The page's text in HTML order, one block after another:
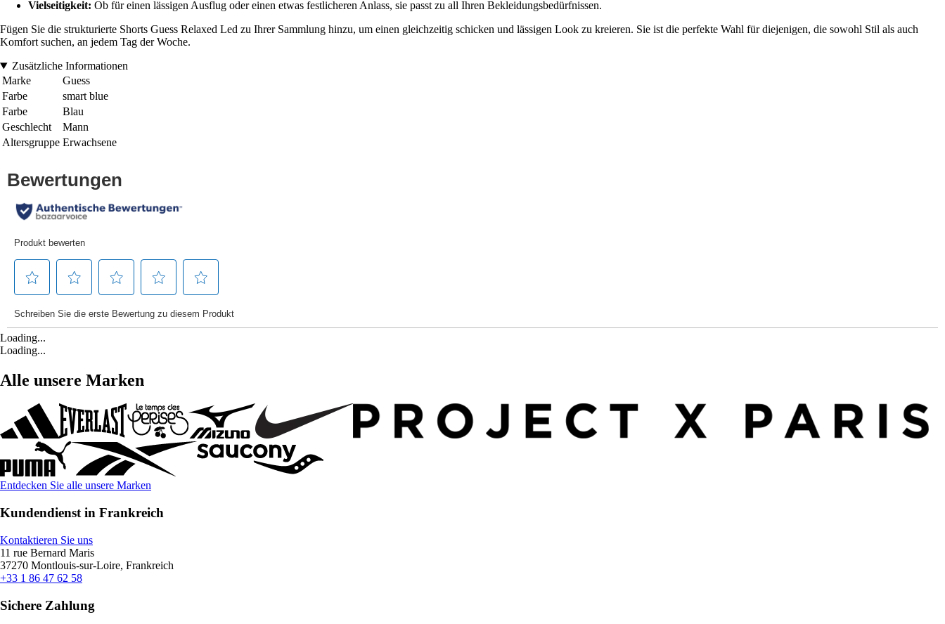
Vielseitigkeit: Ob für einen lässigen Ausflug oder einen etwas festlicheren Anlass, sie passt zu all Ihren Bekleidungsbedürfnissen.
Fügen Sie die strukturierte Shorts Guess Relaxed Led zu Ihrer Sammlung hinzu, um einen gleichzeitig schicken und lässigen Look zu kreieren. Sie ist die perfekte Wahl für diejenigen, die sowohl Stil als auch
Komfort suchen, an jedem Tag der Woche.
Zusätzliche Informationen
Marke
Guess
Farbe
smart blue
Farbe
Blau
Geschlecht
Mann
Altersgruppe Erwachsene
Loading...
Loading...
Alle unsere Marken
Entdecken Sie alle unsere Marken
Kundendienst in Frankreich
Kontaktieren Sie uns
11 rue Bernard Maris
37270 Montlouis-sur-Loire, Frankreich
+33 1 86 47 62 58
Sichere Zahlung